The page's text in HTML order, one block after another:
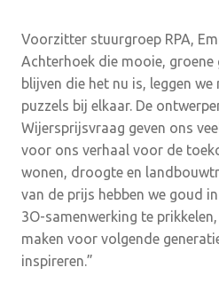
Voorzitter stuurgroep RPA,
Achterhoek die mooie, groene
blijven die het nu is, leggen
puzzels bij elkaar. De
Wijersprijsvraag geven ons
voor ons verhaal voor de
wonen, droogte en
van de prijs hebben we goud
3O-samenwerking te
maken voor volgende
inspireren.”